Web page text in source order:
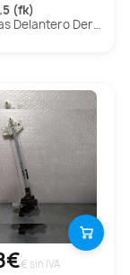
(fk)
Derecho para Honda Civic Lim.5 (Fk)
€ sin IVA